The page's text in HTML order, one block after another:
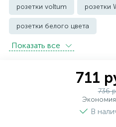
розетки voltum розетки
розетки белого цвета
розетки с защитой от влаги
Показать всe
711
736
В